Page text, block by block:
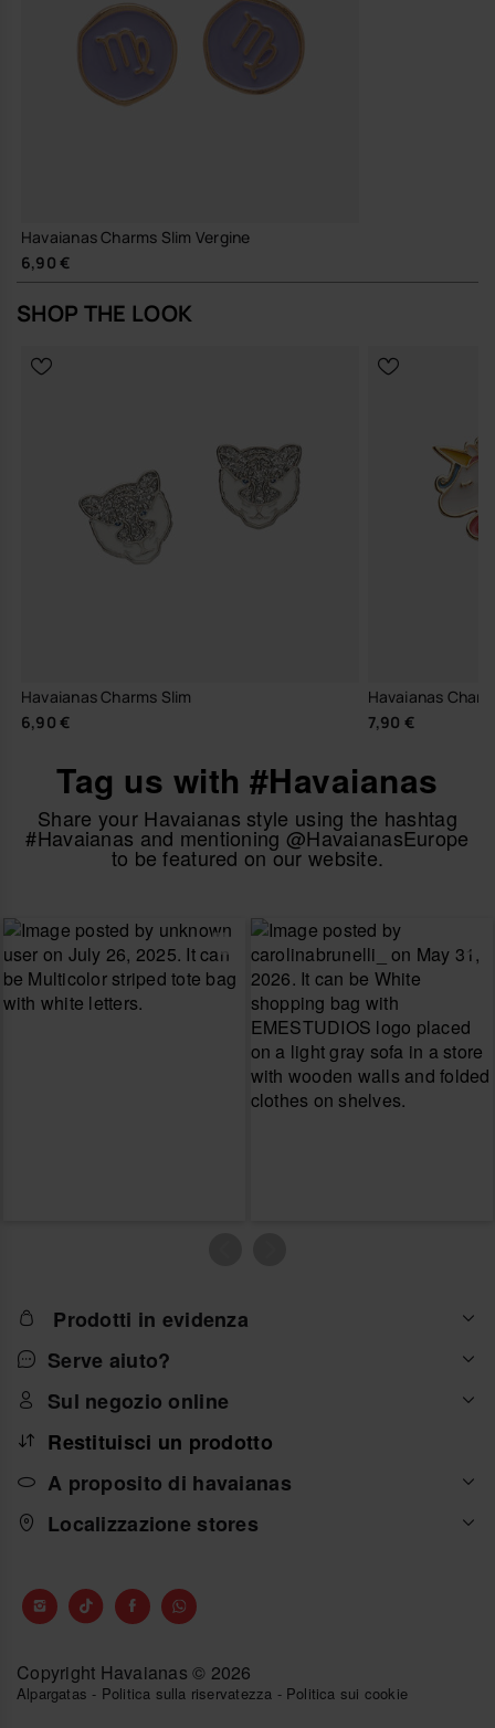
Havaianas Charms Slim Vergine
6,90 €
SHOP THE LOOK
Havaianas Charms Slim
6,90 €
Havaianas
7,90 €
Tag us with #Havaianas
Share your Havaianas style using the hashtag
#Havaianas and mentioning @HavaianasEurope
to be featured on our website.
Prodotti in evidenza
Serve aiuto?
Sul negozio online
Restituisci un prodotto
A proposito di havaianas
Localizzazione stores
Copyright Havaianas © 2026
Alpargatas - Politica sulla riservatezza - Politica sui cookie